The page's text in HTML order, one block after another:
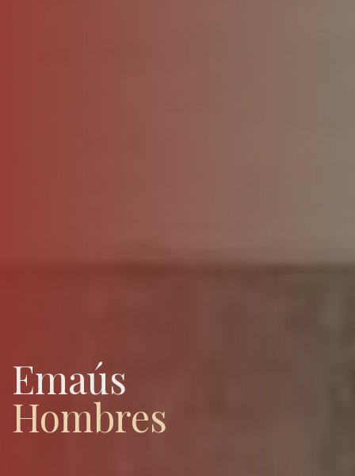
Emaús
Hombres